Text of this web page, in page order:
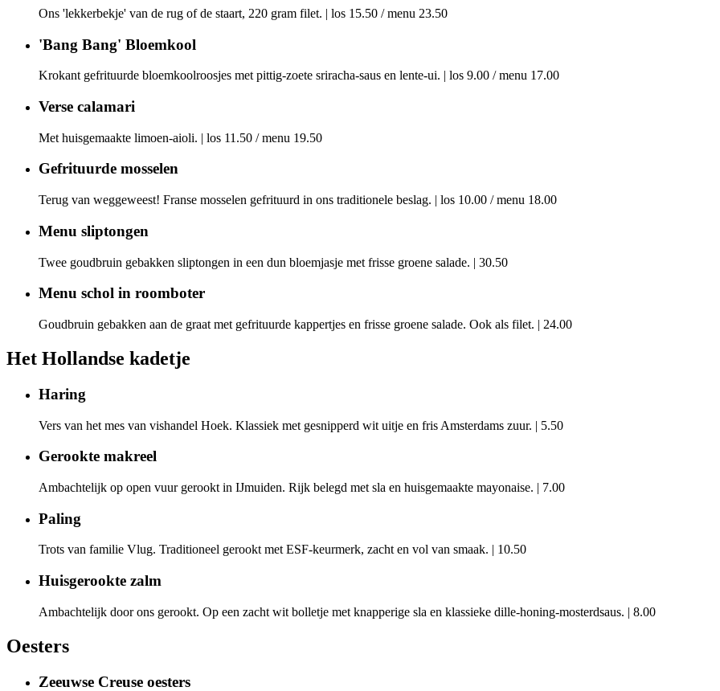
Ons 'lekkerbekje' van de rug of de staart, 220 gram filet. | los 15.50 / menu 23.50
'Bang Bang' Bloemkool
Krokant gefrituurde bloemkoolroosjes met pittig-zoete sriracha-saus en lente-ui. | los 9.00 / menu 17.00
Verse calamari
Met huisgemaakte limoen-aioli. | los 11.50 / menu 19.50
Gefrituurde mosselen
Terug van weggeweest! Franse mosselen gefrituurd in ons traditionele beslag. | los 10.00 / menu 18.00
Menu sliptongen
Twee goudbruin gebakken sliptongen in een dun bloemjasje met frisse groene salade. | 30.50
Menu schol in roomboter
Goudbruin gebakken aan de graat met gefrituurde kappertjes en frisse groene salade. Ook als filet. | 24.00
Het Hollandse kadetje
Haring
Vers van het mes van vishandel Hoek. Klassiek met gesnipperd wit uitje en fris Amsterdams zuur. | 5.50
Gerookte makreel
Ambachtelijk op open vuur gerookt in IJmuiden. Rijk belegd met sla en huisgemaakte mayonaise. | 7.00
Paling
Trots van familie Vlug. Traditioneel gerookt met ESF-keurmerk, zacht en vol van smaak. | 10.50
Huisgerookte zalm
Ambachtelijk door ons gerookt. Op een zacht wit bolletje met knapperige sla en klassieke dille-honing-mosterdsaus. | 8.00
Oesters
Zeeuwse Creuse oesters